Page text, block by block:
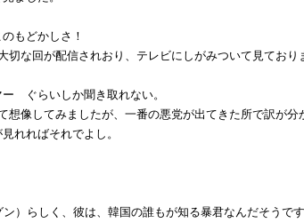
もどかしさ！
な回が配信されおり、テレビにしがみついて見てお
ぐらいしか聞き取れない。
像してみましたが、一番の悪党が出てきた所で訳が分
れればそれでよし。
）らしく、彼は、韓国の誰もが知る暴君なんだそうです